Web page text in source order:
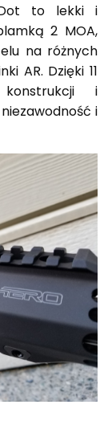
Dot to lekki i
2 MOA,
na różnych
AR. Dzięki 11
i
i